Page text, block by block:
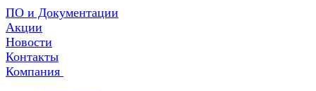
ПО и Документации
Акции
Новости
Контакты
Компания